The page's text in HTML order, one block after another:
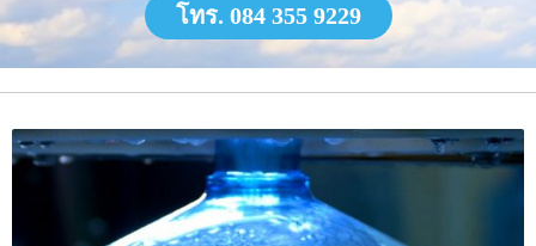
โทร. 084 355 9229